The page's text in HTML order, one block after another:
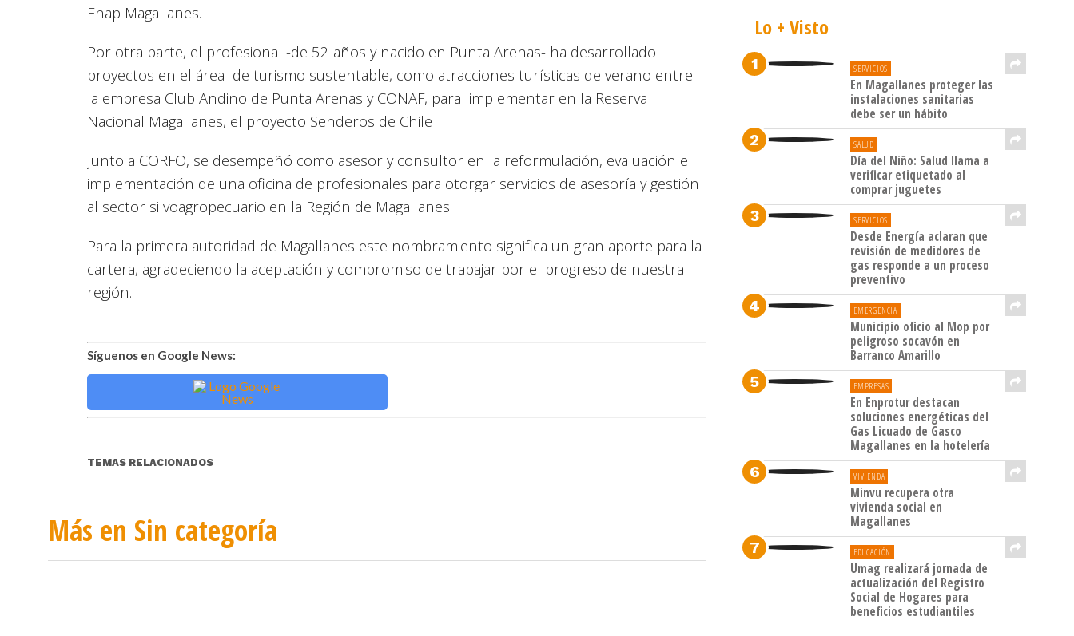
Enap Magallanes.
Por otra parte, el profesional -de 52 años y nacido en Punta Arenas- ha desarrollado
proyectos en el área de turismo sustentable, como atracciones turísticas de verano entre
la empresa Club Andino de Punta Arenas y CONAF, para implementar en la Reserva
Nacional Magallanes, el proyecto Senderos de Chile
Junto a CORFO, se desempeñó como asesor y consultor en la reformulación, evaluación e
implementación de una oficina de profesionales para otorgar servicios de asesoría y gestión
al sector silvoagropecuario en la Región de Magallanes.
Para la primera autoridad de Magallanes este nombramiento significa un gran aporte para la
cartera, agradeciendo la aceptación y compromiso de trabajar por el progreso de nuestra
región.
Síguenos en Google News:
TEMAS RELACIONADOS
Más en Sin categoría
Lo + Visto
SERVICIOS
En Magallanes proteger las
instalaciones sanitarias
debe ser un hábito
SALUD
Día del Niño: Salud llama a
verificar etiquetado al
comprar juguetes
SERVICIOS
Desde Energía aclaran que
revisión de medidores de
gas responde a un proceso
preventivo
EMERGENCIA
Municipio oficio al Mop por
peligroso socavón en
Barranco Amarillo
EMPRESAS
En Enprotur destacan
soluciones energéticas del
Gas Licuado de Gasco
Magallanes en la hotelería
VIVIENDA
Minvu recupera otra
vivienda social en
Magallanes
EDUCACIÓN
Umag realizará jornada de
actualización del Registro
Social de Hogares para
beneficios estudiantiles